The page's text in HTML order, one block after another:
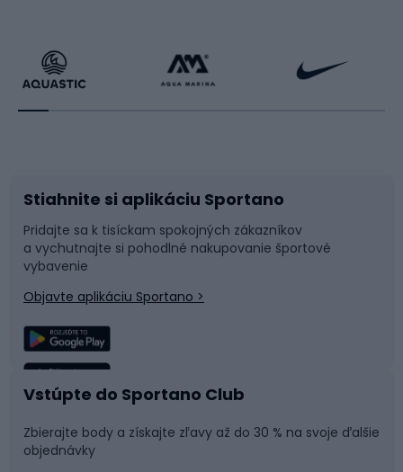
Oblečenie na bojové športy
Chrániče pre bojové športy
Príslušenstvo pre bojové športy
Korčuľovanie
Skateboardy
Chrániče na inline korčule
Helmy na inline korčule
Raketové športy
Badminton
Stolný tenis
Tenis
Padel
Tenisové oblečenie
Topánky MTB
Topánky na platforme
Stiahnite si aplikáciu Sportano
Pridajte sa k tisíckam spokojných zákazníkov
a vychutnajte si pohodlné nakupovanie športové
vybavenie
Objavte aplikáciu Sportano >
Vstúpte do Sportano Club
Zbierajte body a získajte zľavy až do 30 % na svoje ďalšie
objednávky